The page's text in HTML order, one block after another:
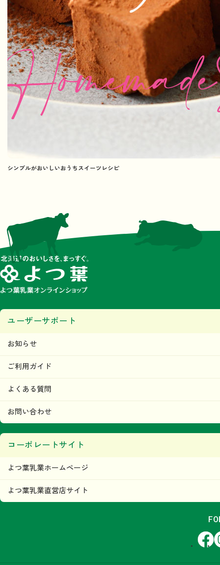
シンプルがおいしいおうちスイーツレシピ
ユーザーサポート
お知らせ
ご利用ガイド
よくある質問
お問い合わせ
コーポレートサイト
よつ葉乳業ホームページ
よつ葉乳業直営店サイト
Facebook